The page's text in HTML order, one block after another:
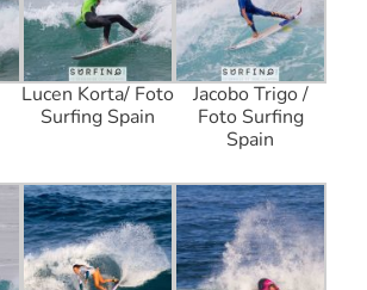
Lucen Korta/ Foto
Surfing Spain
Jacobo Trigo /
Foto Surfing
Spain